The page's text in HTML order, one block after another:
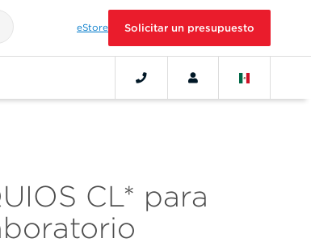
eStore Solicitar un presupuesto
CL* para